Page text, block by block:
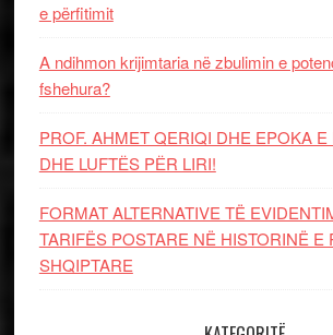
e përfitimit
A ndihmon krijimtaria në zbulimin e
fshehura?
PROF. AHMET QERIQI DHE EPOKA
DHE LUFTЁS PЁR LIRI!
FORMAT ALTERNATIVE TË
TARIFËS POSTARE NË HISTORINË E
SHQIPTARE